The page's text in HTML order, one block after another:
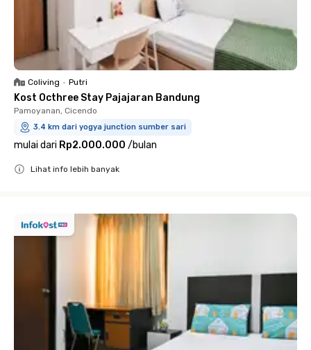
Coliving • Putri
Kost Octhree Stay Pajajaran Bandung
Pamoyanan, Cicendo
3.4 km dari yogya junction sumber sari
mulai dari Rp2.000.000 /bulan
Lihat info lebih banyak